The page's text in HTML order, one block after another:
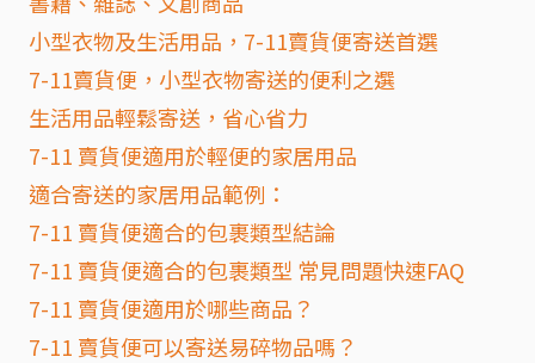
小型衣物及生活用品，7-11賣貨便寄送首選
7-11賣貨便，小型衣物寄送的便利之選
生活用品輕鬆寄送，省心省力
7-11 賣貨便適用於輕便的家居用品
適合寄送的家居用品範例：
7-11 賣貨便適合的包裹類型結論
7-11 賣貨便適合的包裹類型 常見問題快速FAQ
7-11 賣貨便適用於哪些商品？
7-11 賣貨便可以寄送易碎物品嗎？